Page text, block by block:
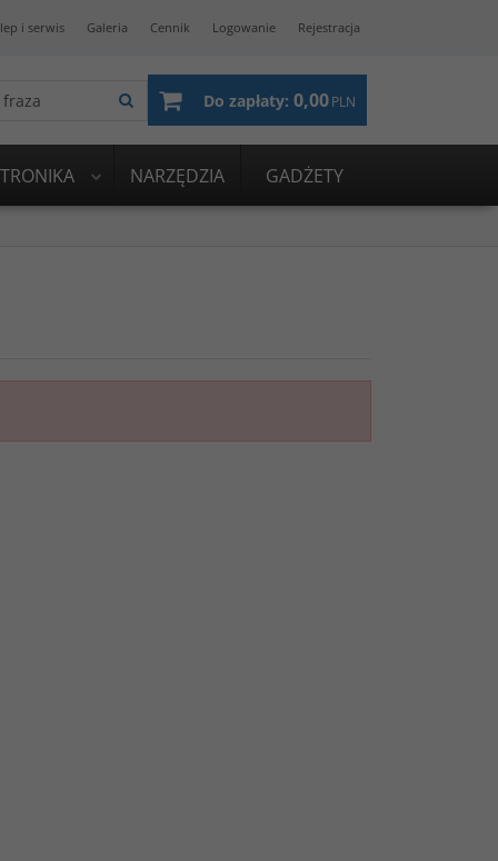
i serwis Galeria Cennik Logowanie Rejestracja
Do zapłaty: 0,00PLN
NARZĘDZIA GADŻETY